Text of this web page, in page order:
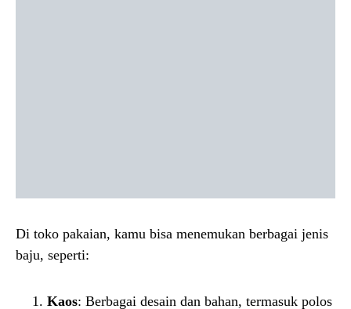
Di toko pakaian, kamu bisa menemukan berbagai jenis
baju, seperti:
Kaos: Berbagai desain dan bahan, termasuk polos